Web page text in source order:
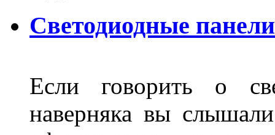
Светодиодные
Если говорить о
наверняка вы